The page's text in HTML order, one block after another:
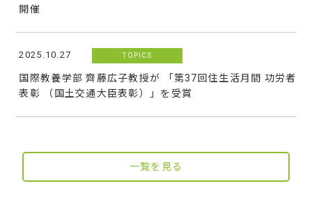
開催
2025.10.27 TOPICS
国際教養学部 齊藤広子教授が 「第37回住生活月間 功労者
表彰 （国土交通大臣表彰）」を受賞
一覧を見る